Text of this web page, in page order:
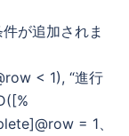
が追加されま
< 1), “進行
= 1、